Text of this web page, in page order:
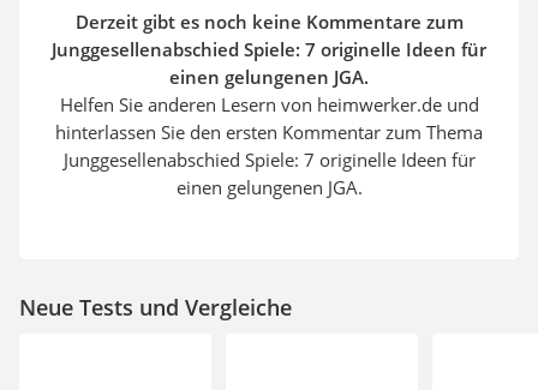
Derzeit gibt es noch keine Kommentare zum
Junggesellenabschied Spiele: 7 originelle Ideen für
einen gelungenen JGA.
Helfen Sie anderen Lesern von heimwerker.de und
hinterlassen Sie den ersten Kommentar zum Thema
Junggesellenabschied Spiele: 7 originelle Ideen für
einen gelungenen JGA.
Neue Tests und Vergleiche